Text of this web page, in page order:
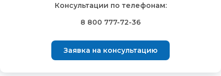
Способ оплаты
Выбрать вид оплаты Вы сможете в Корзине при
оформлении заказа.
лиц
Доставка осуществляется транспортными компаниями и
оплачивается покупателем при получении заказа.
Транспортную компанию Вы сможете выбрать в Корзине
при оформлении заказа.
⇒После получения и подтверждения оплаты мы бесплатно
Правила возврата товара, приобретённого
Внешний вид, комплектность товара и комплектность всего
заказа, должны быть проверены покупателем при
получении товара.
лиц
Консультации по телефонам:
8 800 777-72-36
Заявка на консультацию